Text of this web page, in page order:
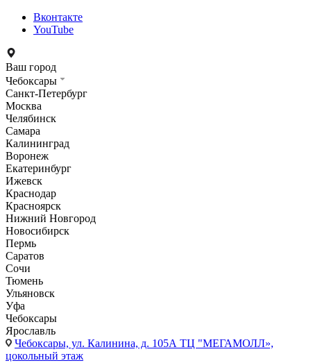
Вконтакте
YouTube
Ваш город
Чебоксары
Санкт-Петербург
Москва
Челябинск
Самара
Калининград
Воронеж
Екатеринбург
Ижевск
Краснодар
Красноярск
Нижний Новгород
Новосибирск
Пермь
Саратов
Сочи
Тюмень
Ульяновск
Уфа
Чебоксары
Ярославль
Чебоксары, ул. Калинина, д. 105А ТЦ "МЕГАМОЛЛ»,
цокольный этаж